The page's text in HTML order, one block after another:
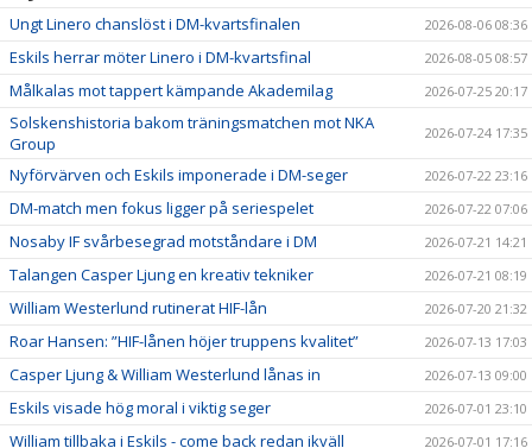
Ungt Linero chanslöst i DM-kvartsfinalen 2026-08-06 08:36
Eskils herrar möter Linero i DM-kvartsfinal 2026-08-05 08:57
Målkalas mot tappert kämpande Akademilag 2026-07-25 20:17
Solskenshistoria bakom träningsmatchen mot NKA
Group
2026-07-24 17:35
Nyförvärven och Eskils imponerade i DM-seger 2026-07-22 23:16
DM-match men fokus ligger på seriespelet 2026-07-22 07:06
Nosaby IF svårbesegrad motståndare i DM 2026-07-21 14:21
Talangen Casper Ljung en kreativ tekniker 2026-07-21 08:19
William Westerlund rutinerat HIF-lån 2026-07-20 21:32
Roar Hansen: ”HIF-lånen höjer truppens kvalitet” 2026-07-13 17:03
Casper Ljung & William Westerlund lånas in 2026-07-13 09:00
Eskils visade hög moral i viktig seger 2026-07-01 23:10
William tillbaka i Eskils - come back redan ikväll 2026-07-01 17:16